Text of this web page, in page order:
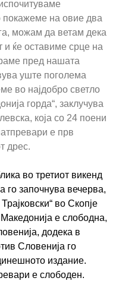
покажеме на овие два
можам да ветам дека
и ќе оставиме срце на
пред нашата
уште поголема
во најдобро светло
горда“, заклучува
која со 24 поени
е прв
дрес.
во третиот викенд
го започнува вечерва,
во Скопје
е слободна,
додека в
Словенија го
издание.
е слободен.